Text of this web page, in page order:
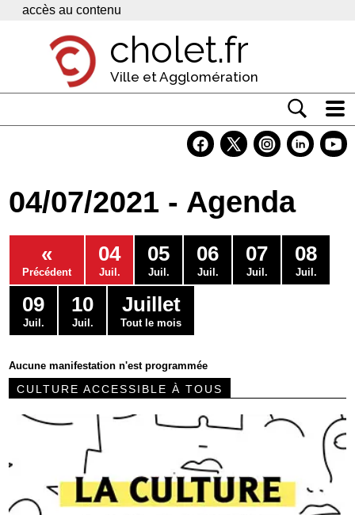
Panneau de gestion des cookies
accès au contenu
cholet.fr
Ville et Agglomération
Economie
Services
Contacts
04/07/2021 - Agenda
«
Précédent
04
Juil.
05
Juil.
06
Juil.
07
Juil.
08
Juil.
09
Juil.
10
Juil.
Juillet
Tout le mois
Aucune manifestation n'est programmée
CULTURE ACCESSIBLE À TOUS